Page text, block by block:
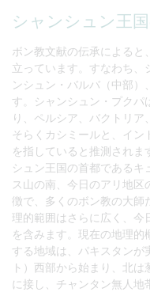
シャンシュン王
ボン教文献の伝承によると
立っています。すなわち、
ンシュン・バルバ（中部
す。シャンシュン・プクパ
り、ペルシア、バクトリ
そらくカシミールと、イ
を指していると推測され
シュン王国の首都であるキ
ス山の南、今日のアリ地
徴で、多くのボン教の大師
理的範囲はさらに広く、今
を含みます。現在の地理
する地域は、パキスタンが
ト）西部から始まり、北
に接し、チャンタン無人地